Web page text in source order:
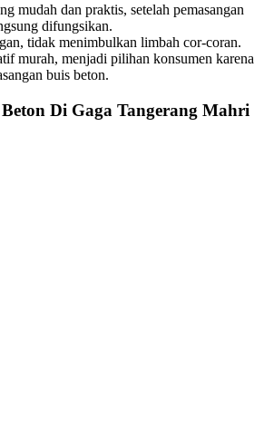
mudah dan praktis, setelah pemasangan
difungsikan.
tidak menimbulkan limbah cor-coran.
murah, menjadi pilihan konsumen karena
buis beton.
Di Gaga Tangerang Mahri